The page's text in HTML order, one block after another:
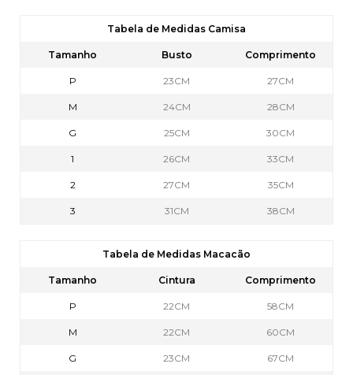
Tabela de Medidas Camisa
Tamanho Busto Comprimento
P 23CM 27CM
M 24CM 28CM
G 25CM 30CM
1 26CM 33CM
2 27CM 35CM
3 31CM 38CM
Tabela de Medidas Macacão
Tamanho Cintura Comprimento
P 22CM 58CM
M 22CM 60CM
G 23CM 67CM